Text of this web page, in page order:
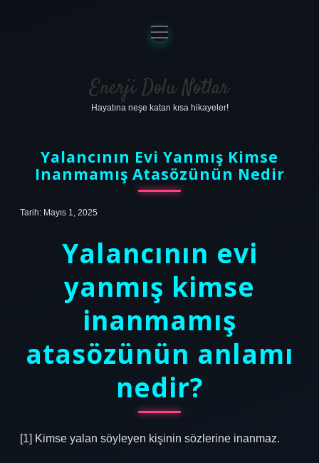
Anasayfa
Gizlilik Politikası
Yasal Uyarı
menüyü
aç
Enerji Dolu Notlar
Hayatına neşe katan kısa hikayeler!
Yalancının Evi Yanmış Kimse
Inanmamış Atasözünün Nedir
Tarih: Mayıs 1, 2025
Yalancının evi
yanmış kimse
inanmamış
atasözünün anlamı
nedir?
[1] Kimse yalan söyleyen kişinin sözlerine inanmaz.